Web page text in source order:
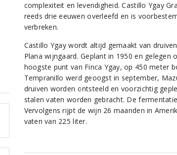
complexiteit en levendigheid. Castillo Ygay
reeds drie eeuwen overleefd en is
verbreken.
Castillo Ygay wordt altijd gemaakt van
Plana wijngaard. Geplant in 1950 en gelegen
hoogste punt van Finca Ygay, op 450 meter
Tempranillo werd geoogst in september,
druiven worden ontsteeld en voorzichtig
stalen vaten worden gebracht. De
Vervolgens rijpt de wijn 26 maanden in
vaten van 225 liter.